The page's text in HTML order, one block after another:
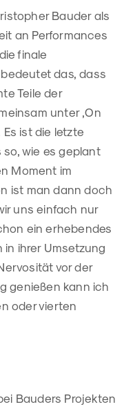
Bauder als
an Performances
finale
das, dass
Teile der
unter ‚On
ist die letzte
so, wie es geplant
Moment im
ist man dann doch
uns einfach nur
ein erhebendes
ihrer Umsetzung
vor der
genießen kann ich
oder vierten
Bauders Projekten